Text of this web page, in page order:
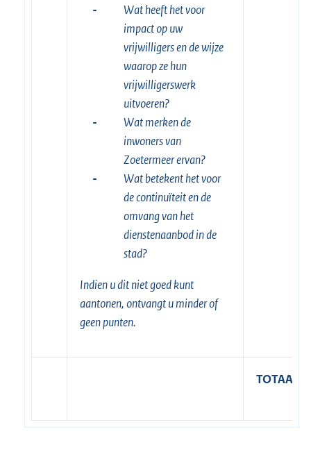
-
Wat heeft het voor
impact op uw
vrijwilligers en de wijze
waarop ze hun
vrijwilligerswerk
uitvoeren?
-
Wat merken de
inwoners van
Zoetermeer ervan?
-
Wat betekent het voor
de continuïteit en de
omvang van het
dienstenaanbod in de
stad?
Indien u dit niet goed kunt
aantonen, ontvangt u minder of
geen punten.
TOTAAL